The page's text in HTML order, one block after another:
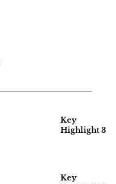
Key
Highlight 3
Key